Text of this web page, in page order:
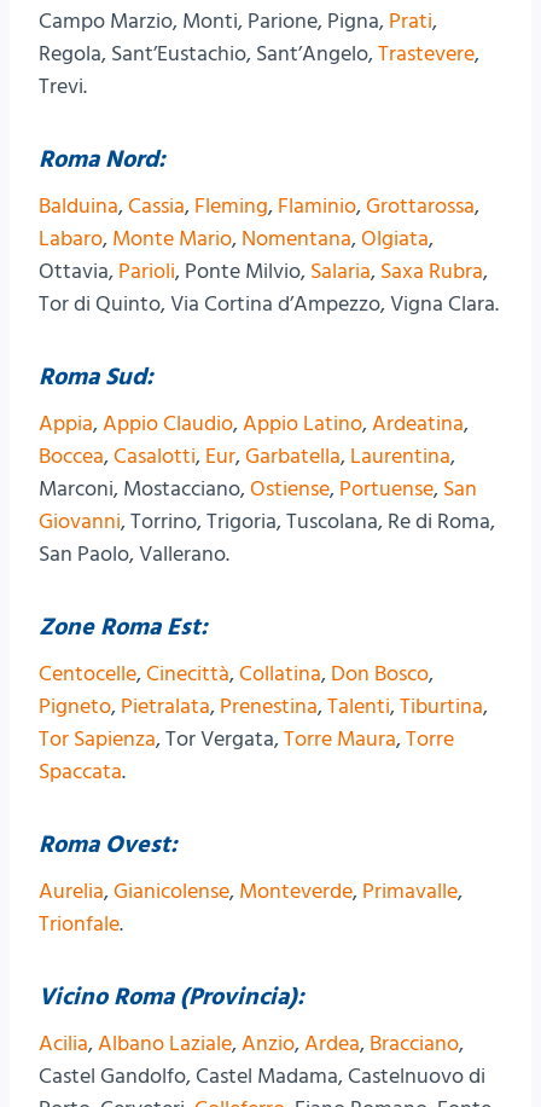
Campo Marzio, Monti, Parione, Pigna, Prati,
Regola, Sant’Eustachio, Sant’Angelo,Trastevere,
Trevi.
Roma Nord:
Balduina,Cassia, Fleming, Flaminio,Grottarossa,
Labaro, Monte Mario, Nomentana,Olgiata,
Ottavia, Parioli, Ponte Milvio, Salaria, Saxa Rubra,
Tor di Quinto, Via Cortina d’Ampezzo, Vigna Clara.
Roma Sud:
Appia,Appio Claudio,Appio Latino,Ardeatina,
Boccea,Casalotti, Eur,Garbatella, Laurentina,
Marconi, Mostacciano,Ostiense, Portuense, San
Giovanni, Torrino, Trigoria, Tuscolana, Re di Roma,
San Paolo, Vallerano.
Zone Roma Est:
Centocelle,Cinecittà,Collatina, Don Bosco,
Pigneto, Pietralata, Prenestina,Talenti,Tiburtina,
Tor Sapienza, Tor Vergata,Torre Maura,Torre
Spaccata.
Roma Ovest:
Aurelia,Gianicolense, Monteverde, Primavalle,
Trionfale.
Vicino Roma (Provincia):
Acilia,Albano Laziale,Anzio,Ardea, Bracciano,
Castel Gandolfo, Castel Madama, Castelnuovo di